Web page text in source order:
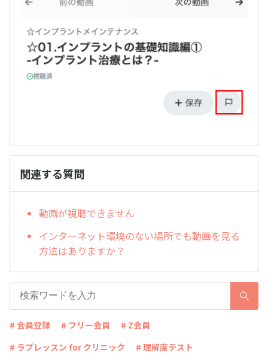
関連する質問
動画が視聴できません
インターネット環境のない場所でも動画を見る
方法はありますか？
# 会員登録 # フリー会員
# Z会員
# ラプレッスン for クリニック
# 理解度テスト